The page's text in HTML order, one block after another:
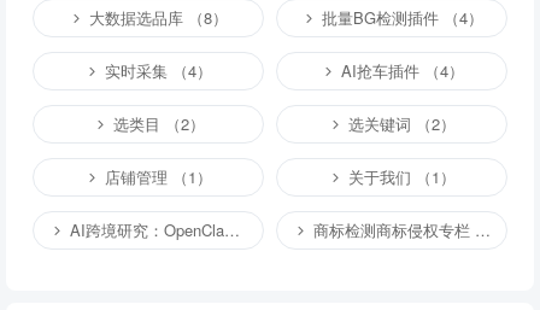
大数据选品库 （8） 批量BG检测插件 （4）
实时采集 （4） AI抢车插件 （4）
选类目 （2） 选关键词 （2）
店铺管理 （1） 关于我们 （1）
AI跨境研究：OpenClaw小龙虾等应用 （4） 商标检测商标侵权专栏 （1）